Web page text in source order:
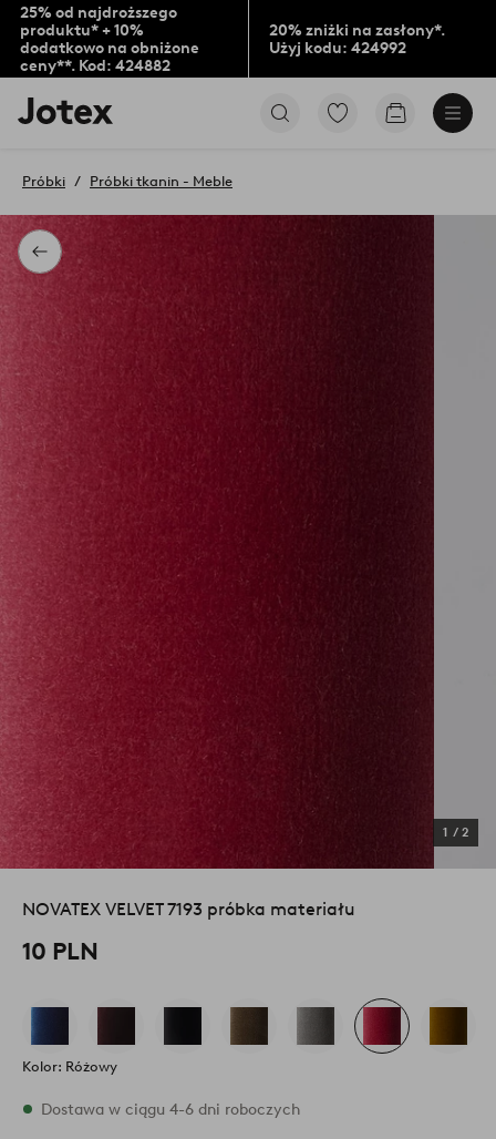
25% od najdroższego
produktu* + 10%
dodatkowo na obniżone
ceny**. Kod: 424882
20% zniżki na zasłony*.
Użyj kodu: 424992
Logo
Jotex
na
stronę
PrzejdźPrzejdź
Powrót
Próbki Próbki tkanin - Meble
1 / 2
NOVATEX VELVET 7193 próbka materiału
10 PLN
Kolor: Różowy
W magazynie
Dostawa w ciągu 4-6 dni roboczych